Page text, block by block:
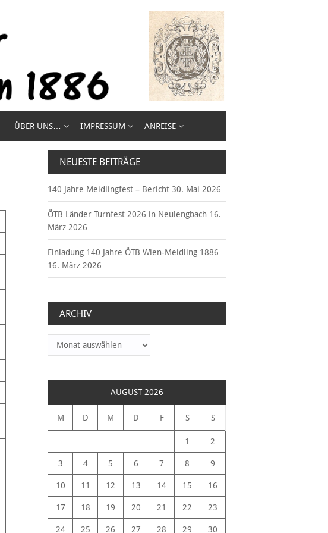
ÜBER UNS… IMPRESSUM ANREISE
NEUESTE BEITRÄGE
140 Jahre Meidlingfest – Bericht 30. Mai 2026
ÖTB Länder Turnfest 2026 in Neulengbach 16.
März 2026
Einladung 140 Jahre ÖTB Wien-Meidling 1886
16. März 2026
ARCHIV
Archiv
AUGUST 2026
M D M D F S S
1 2
3 4 5 6 7 8 9
10 11 12 13 14 15 16
17 18 19 20 21 22 23
24 25 26 27 28 29 30